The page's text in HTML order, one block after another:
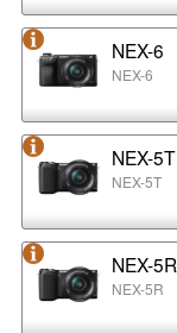
NEX-6
NEX-6
NEX-5T
NEX-5T
NEX-5R
NEX-5R